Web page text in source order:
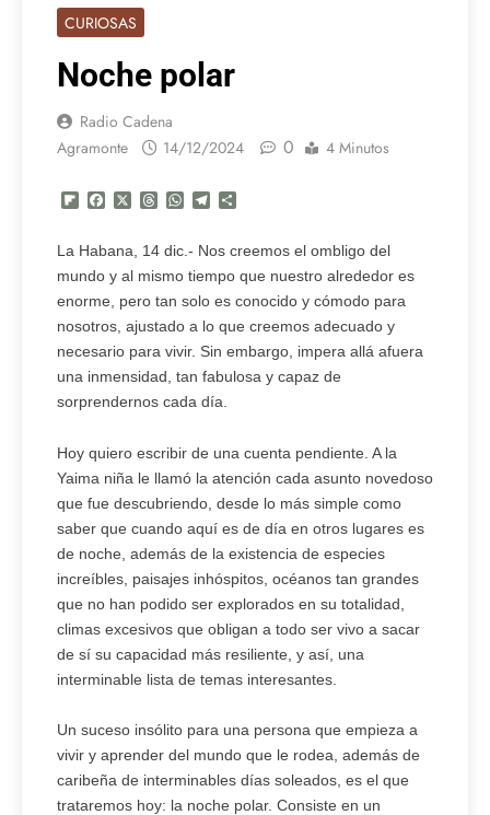
CURIOSAS
Noche polar
Radio Cadena
Agramonte
14/12/2024 0 4 Minutos
Flipboard
FacebookThreadsWhatsApp
Telegram
La Habana, 14 dic.- Nos creemos el ombligo del
mundo y al mismo tiempo que nuestro alrededor es
enorme, pero tan solo es conocido y cómodo para
nosotros, ajustado a lo que creemos adecuado y
necesario para vivir. Sin embargo, impera allá afuera
una inmensidad, tan fabulosa y capaz de
sorprendernos cada día.
Hoy quiero escribir de una cuenta pendiente. A la
Yaima niña le llamó la atención cada asunto novedoso
que fue descubriendo, desde lo más simple como
saber que cuando aquí es de día en otros lugares es
de noche, además de la existencia de especies
increíbles, paisajes inhóspitos, océanos tan grandes
que no han podido ser explorados en su totalidad,
climas excesivos que obligan a todo ser vivo a sacar
de sí su capacidad más resiliente, y así, una
interminable lista de temas interesantes.
Un suceso insólito para una persona que empieza a
vivir y aprender del mundo que le rodea, además de
caribeña de interminables días soleados, es el que
trataremos hoy: la noche polar. Consiste en un